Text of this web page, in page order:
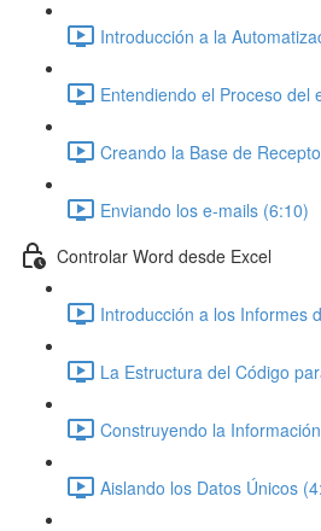
Introducción a la
Entendiendo el Proceso del
Creando la Base de
Enviando los e-mails (6:10)
Controlar Word desde Excel
Introducción a los Informes
La Estructura del Código
Construyendo la
Aislando los Datos Únicos